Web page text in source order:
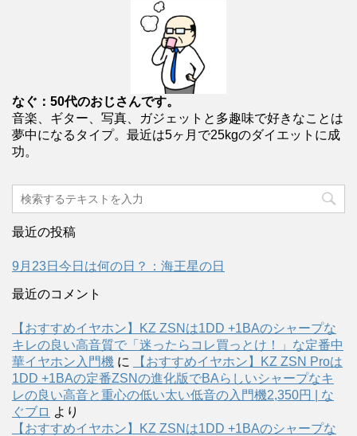
なぐ：50代のおじさんです。
音楽、ギター、写真、ガジェットと多趣味で好きなことは
夢中になるタイプ。最近は5ヶ月で25kgのダイエットに成
功。
最近の投稿
9月23日今日は何の日？：海王星の日
最近のコメント
【おすすめイヤホン】KZ ZSNは1DD +1BAのシャープな
キレの良い高音質で「迷ったらコレ買っとけ！」な定番中
華イヤホン入門機 に
【おすすめイヤホン】KZ ZSN Proは
1DD +1BAの定番ZSNの進化版でBAらしいシャープなキ
レの良い高音と重心の低い太い低音の入門機2,350円 | な
ぐブロ より
【おすすめイヤホン】KZ ZSNは1DD +1BAのシャープな